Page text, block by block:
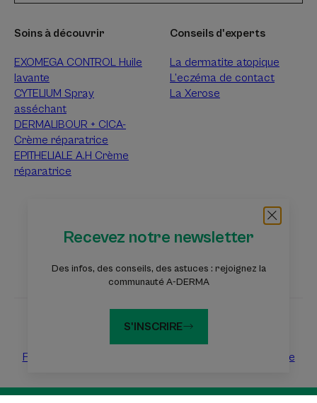
Recevez notre newsletter
Des infos, des conseils, des astuces : rejoignez la
communauté A-DERMA
S'INSCRIRE
Soins à découvrir
EXOMEGA CONTROL Huile
lavante
CYTELIUM Spray
asséchant
DERMALIBOUR + CICA-
Crème réparatrice
EPITHELIALE A.H Crème
réparatrice
Conseils d'experts
La dermatite atopique
L’eczéma de contact
La Xerose
Questions fréquentesContact
Les sites du groupe Pierre Fabre
Fondation Eczéma Laboratoires Pierre Fabre